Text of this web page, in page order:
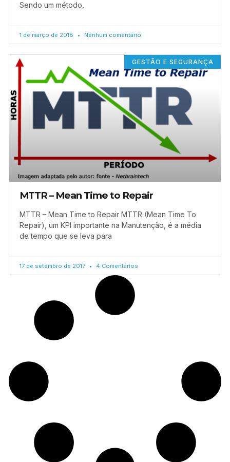
Sendo um método,
1 de março de 2018 Nenhum comentário
GESTÃO E SEGURANÇA
MTTR – Mean Time to Repair
MTTR – Mean Time to Repair MTTR (Mean Time To
Repair), um KPI importante na Manutenção, é a média
de tempo que se leva para
17 de setembro de 2017 4 Comentários